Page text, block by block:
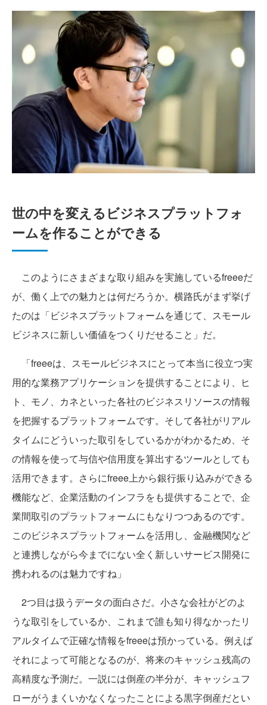
世の中を変えるビジネスプラットフォ
ームを作ることができる
このようにさまざまな取り組みを実施しているfreeeだ
が、働く上での魅力とは何だろうか。横路氏がまず挙げ
たのは「ビジネスプラットフォームを通じて、スモール
ビジネスに新しい価値をつくりだせること」だ。
「freeeは、スモールビジネスにとって本当に役立つ実
用的な業務アプリケーションを提供することにより、ヒ
ト、モノ、カネといった各社のビジネスリソースの情報
を把握するプラットフォームです。そして各社がリアル
タイムにどういった取引をしているかがわかるため、そ
の情報を使って与信や信用度を算出するツールとしても
活用できます。さらにfreee上から銀行振り込みができる
機能など、企業活動のインフラをも提供することで、企
業間取引のプラットフォームにもなりつつあるのです。
このビジネスプラットフォームを活用し、金融機関など
と連携しながら今までにない全く新しいサービス開発に
携われるのは魅力ですね」
2つ目は扱うデータの面白さだ。小さな会社がどのよ
うな取引をしているか、これまで誰も知り得なかったリ
アルタイムで正確な情報をfreeeは預かっている。例えば
それによって可能となるのが、将来のキャッシュ残高の
高精度な予測だ。一説には倒産の半分が、キャッシュフ
ローがうまくいかなくなったことによる黒字倒産だとい